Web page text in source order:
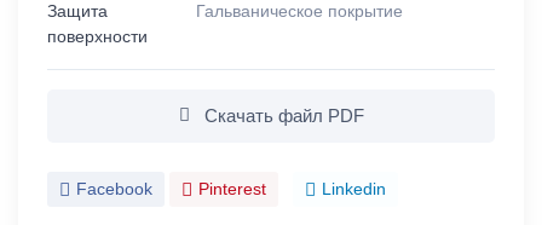
Защита
поверхности
Гальваническое покрытие
Скачать файл PDF
Facebook Pinterest Linkedin